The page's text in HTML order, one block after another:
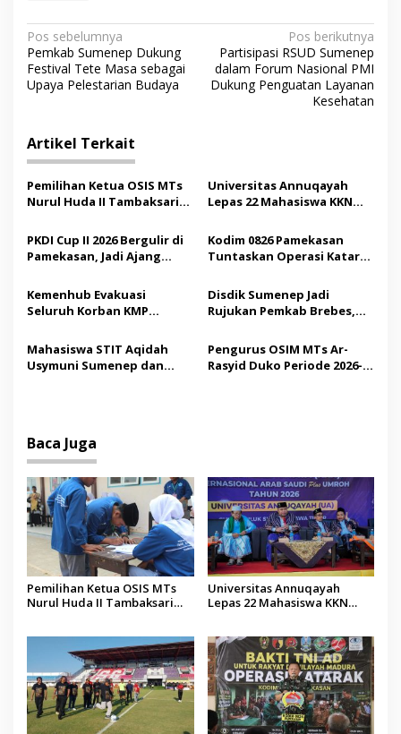
N
a
v
g
a
s
i
p
o
s
Pos sebelumnya
Pemkab Sumenep Dukung
Festival Tete Masa sebagai
Upaya Pelestarian Budaya
Pos berikutnya
Partisipasi RSUD Sumenep
dalam Forum Nasional PMI
Dukung Penguatan Layanan
Kesehatan
Artikel Terkait
Pemilihan Ketua OSIS MTs
Nurul Huda II Tambaksari
Demokrasi bagi Siswa
Universitas Annuqayah
Lepas 22 Mahasiswa KKN
Saudi
PKDI Cup II 2026 Bergulir di
Pamekasan, Jadi Ajang
Madura
Kodim 0826 Pamekasan
Tuntaskan Operasi Katarak
Tindakan Medis
Kemenhub Evakuasi
Seluruh Korban KMP
Operator Diaudit
Disdik Sumenep Jadi
Rujukan Pemkab Brebes,
Pendidikan Berbasis
Budaya
Mahasiswa STIT Aqidah
Usymuni Sumenep dan
Pengurus OSIM MTs Ar-
Rasyid Duko Periode 2026-
Baca Juga
Pemilihan Ketua OSIS MTs
Nurul Huda II Tambaksari
Universitas Annuqayah
Lepas 22 Mahasiswa KKN